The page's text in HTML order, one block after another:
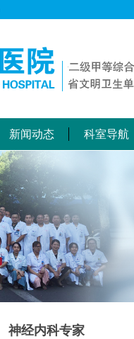
新闻动态 科室导航
神经内科专家